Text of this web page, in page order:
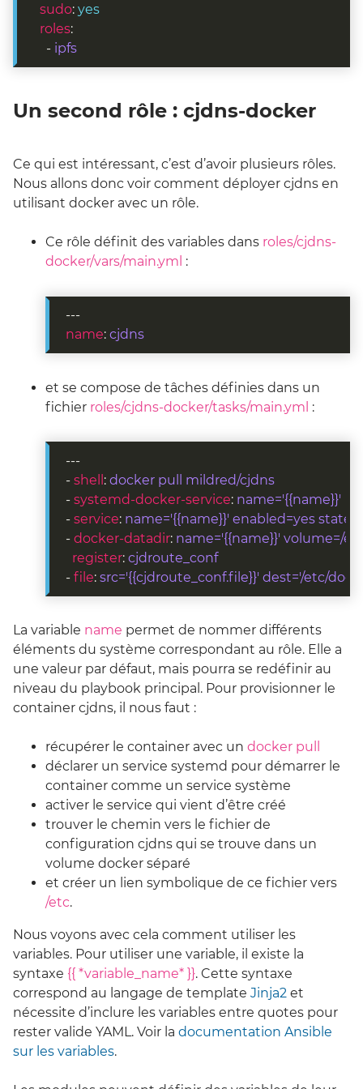
sudo: yes
roles
    -
ipfs
Un second rôle : cjdns-docker
Ce qui est intéressant, c’est d’avoir plusieurs rôles.
Nous allons donc voir comment déployer cjdns en
utilisant docker avec un rôle.
Ce rôle définit des variables dans roles/cjdns-
docker/vars/main.yml :
name: cjdns
et se compose de tâches définies dans un
fichier roles/cjdns-docker/tasks/main.yml :
- shell : docker pull mildred/cjdns
- systemd-docker-service: name='{{name}}'
- service: name='{{name}}' enabled=yes
- docker-datadir: name='{{name}}' volume=/
register: cjdroute_conf
- file: src='{{cjdroute_conf.file}}' dest='/etc/
La variable name permet de nommer différents
éléments du système correspondant au rôle. Elle a
une valeur par défaut, mais pourra se redéfinir au
niveau du playbook principal. Pour provisionner le
container cjdns, il nous faut :
récupérer le container avec un docker pull
déclarer un service systemd pour démarrer le
container comme un service système
activer le service qui vient d’être créé
trouver le chemin vers le fichier de
configuration cjdns qui se trouve dans un
volume docker séparé
et créer un lien symbolique de ce fichier vers
/etc.
Nous voyons avec cela comment utiliser les
variables. Pour utiliser une variable, il existe la
syntaxe {{ *variable_name* }}. Cette syntaxe
correspond au langage de template Jinja2 et
nécessite d’inclure les variables entre quotes pour
rester valide YAML. Voir la documentation Ansible
sur les variables.